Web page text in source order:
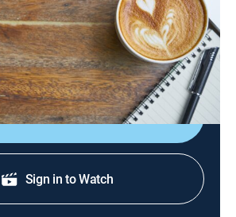
Community, Entertainment, Variety|
que va a pasar en Despierta
y La Flaca y Primer Impacto.
Shop DIRECTV
Sign in to Watch